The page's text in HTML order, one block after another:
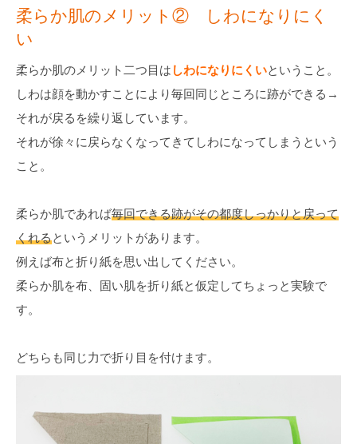
柔らか肌のメリット② しわになりにく
い
柔らか肌のメリット二つ目は しわになりにくいということ。
しわは顔を動かすことにより毎回同じところに跡ができる→
それが戻るを繰り返しています。
それが徐々に戻らなくなってきてしわになってしまうという
こと。
柔らか肌であれば毎回できる跡がその都度しっかりと戻って
くれるというメリットがあります。
例えば布と折り紙を思い出してください。
柔らか肌を布、固い肌を折り紙と仮定してちょっと実験で
す。
どちらも同じ力で折り目を付けます。